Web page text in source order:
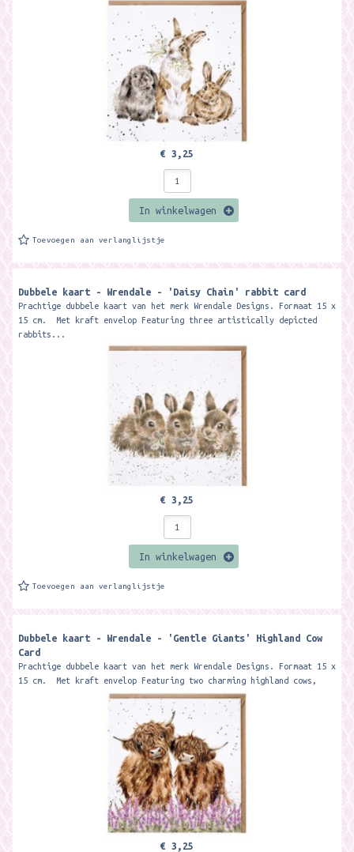
€ 3,25
In winkelwagen
Toevoegen aan verlanglijstje
Dubbele kaart - Wrendale - 'Daisy Chain' rabbit card
Prachtige dubbele kaart van het merk Wrendale Designs. Formaat 15 x
15 cm. Met kraft envelop Featuring three artistically depicted
rabbits...
€ 3,25
In winkelwagen
Toevoegen aan verlanglijstje
Dubbele kaart - Wrendale - 'Gentle Giants' Highland Cow
Card
Prachtige dubbele kaart van het merk Wrendale Designs. Formaat 15 x
15 cm. Met kraft envelop Featuring two charming highland cows,
€ 3,25